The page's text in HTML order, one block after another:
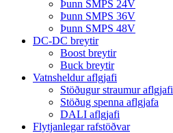
Þunn SMPS 24V
Þunn SMPS 36V
Þunn SMPS 48V
DC-DC breytir
Boost breytir
Buck breytir
Vatnsheldur aflgjafi
Stöðugur straumur aflgjafi
Stöðug spenna aflgjafa
DALI aflgjafi
Flytjanlegar rafstöðvar